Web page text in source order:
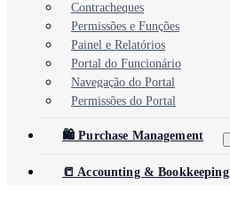
Contracheques
Permissões e Funções
Painel e Relatórios
Portal do Funcionário
Navegação do Portal
Permissões do Portal
🛍️ Purchase Management
📒 Accounting & Bookkeeping